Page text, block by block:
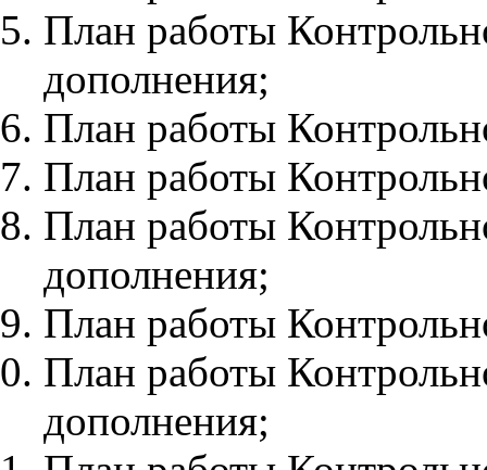
План работы
дополнения;
План работы
План работы
План работы
дополнения;
План работы
План работы
дополнения;